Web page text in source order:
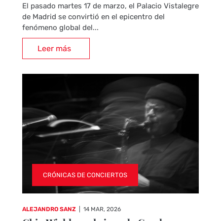
El pasado martes 17 de marzo, el Palacio Vistalegre
de Madrid se convirtió en el epicentro del
fenómeno global del...
Leer más
CRÓNICAS DE CONCIERTOS
ALEJANDRO SANZ 14 MAR, 2026